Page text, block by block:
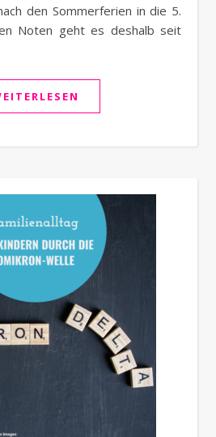
den Sommerferien in die 5.
Noten geht es deshalb seit